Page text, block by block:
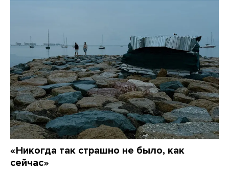
«Никогда так страшно не было, как
сейчас»